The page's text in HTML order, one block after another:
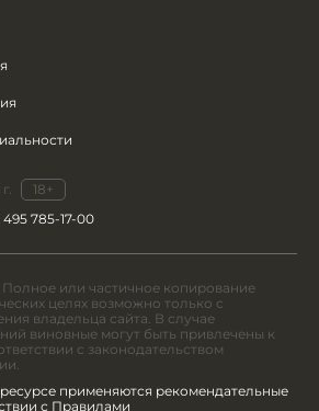
18+
495 785-17-00
или частичное копирование
целях возможно только с
владельца сайта. В случае
виновные могут быть привлечены к
с законодательством
применяются рекомендательные
с Правилами